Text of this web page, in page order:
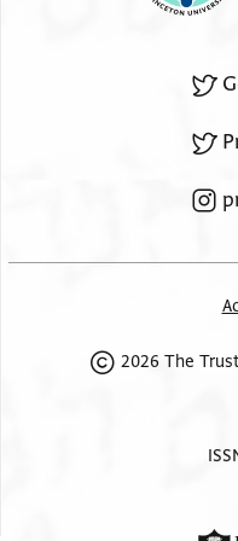
. . . [
נדכר . [
. . . . [
ח[
2026 The